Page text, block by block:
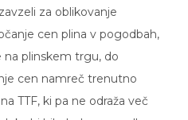
cen plina v pogodbah,
na plinskem trgu, do
cen namreč trenutno
TTF, ki pa ne odraža več
bi bil glede na predlog